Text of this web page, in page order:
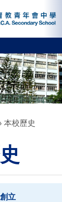
本校歷史
立